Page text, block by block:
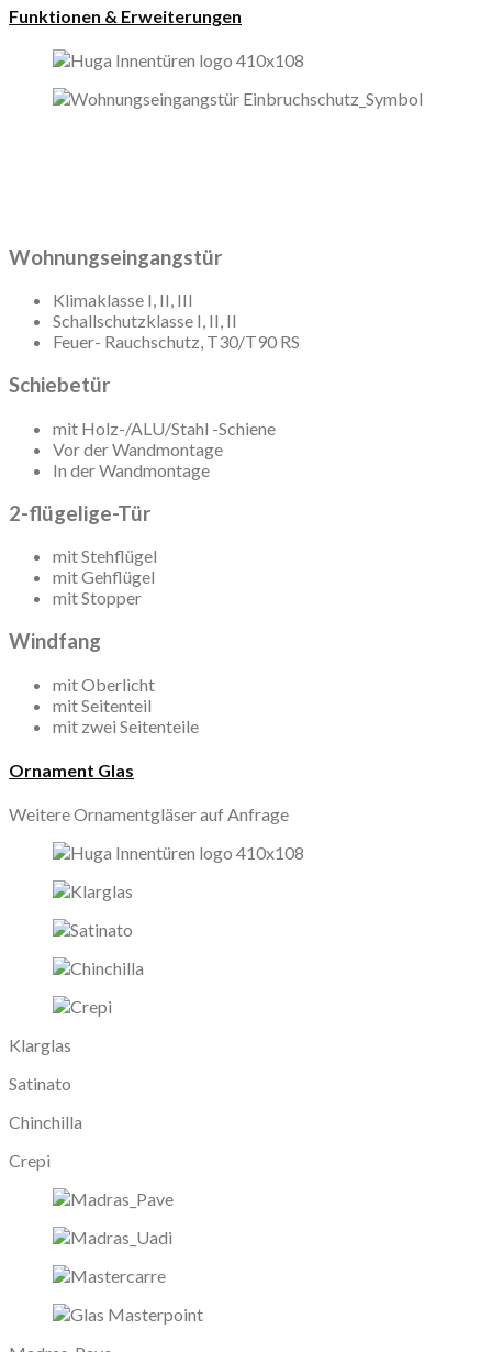
Funktionen & Erweiterungen
Wohnungseingangstür
Klimaklasse I, II, III
Schallschutzklasse I, II, II
Feuer- Rauchschutz, T30/T90 RS
Schiebetür
mit Holz-/ALU/Stahl -Schiene
Vor der Wandmontage
In der Wandmontage
2-flügelige-Tür
mit Stehflügel
mit Gehflügel
mit Stopper
Windfang
mit Oberlicht
mit Seitenteil
mit zwei Seitenteile
Ornament Glas
Weitere Ornamentgläser auf Anfrage
Klarglas
Satinato
Chinchilla
Crepi